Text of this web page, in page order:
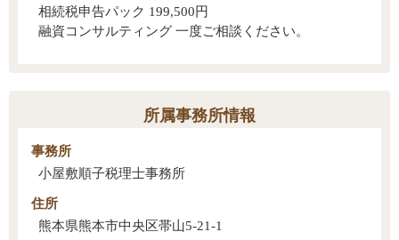
相続税申告パック 199,500円
融資コンサルティング 一度ご相談ください。
所属事務所情報
事務所
小屋敷順子税理士事務所
住所
熊本県熊本市中央区帯山5-21-1